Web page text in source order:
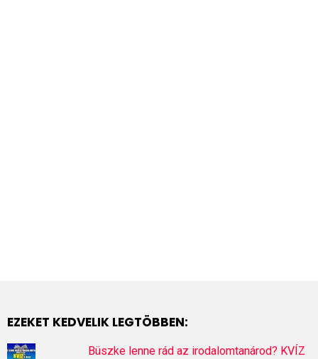
EZEKET KEDVELIK LEGTÖBBEN:
Büszke lenne rád az irodalomtanárod? KVÍZ